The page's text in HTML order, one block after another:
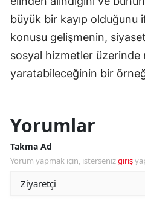
büyük bir kayıp olduğunu
konusu gelişmenin,
sosyal hizmetler üzerinde
yaratabileceğinin bir
Yorumlar
Takma Ad
Yorum yapmak için, istersenizgiriş